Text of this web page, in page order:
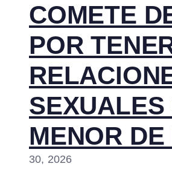
COMETE
POR
SEXUALES
MENOR
30, 2026